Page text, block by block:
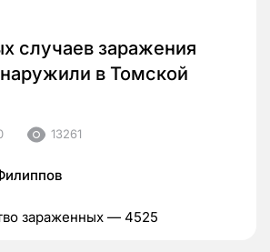
случаев заражения
в Томской
13261
зараженных — 4525